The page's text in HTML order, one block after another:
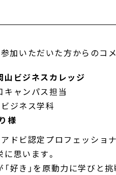
加いただいた方からのコ
山ビジネスカレッジ
キャンパス担当
ジネス学科
様
アドビ認定プロフェッショ
思います。
「好き」を原動力に学びと